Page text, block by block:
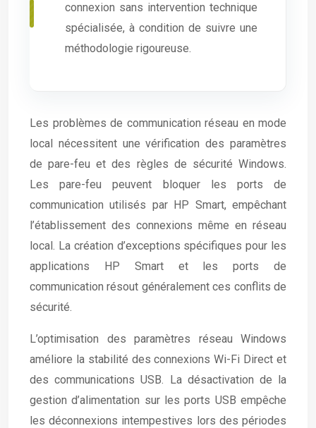
connexion sans intervention technique
spécialisée, à condition de suivre une
méthodologie rigoureuse.
Les problèmes de communication réseau en mode
local nécessitent une vérification des paramètres
de pare-feu et des règles de sécurité Windows.
Les pare-feu peuvent bloquer les ports de
communication utilisés par HP Smart, empêchant
l’établissement des connexions même en réseau
local. La création d’exceptions spécifiques pour les
applications HP Smart et les ports de
communication résout généralement ces conflits de
sécurité.
L’optimisation des paramètres réseau Windows
améliore la stabilité des connexions Wi-Fi Direct et
des communications USB. La désactivation de la
gestion d’alimentation sur les ports USB empêche
les déconnexions intempestives lors des périodes